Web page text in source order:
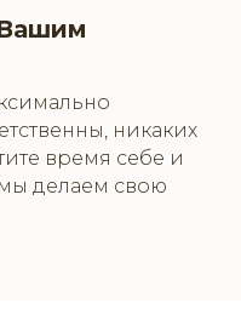
никаких
время себе и
делаем свою